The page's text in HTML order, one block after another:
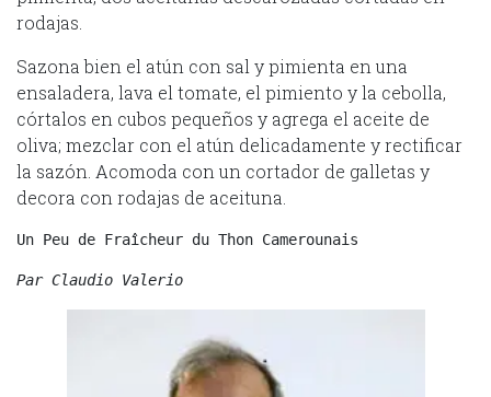
rodajas.
Sazona bien el atún con sal y pimienta en una
ensaladera, lava el tomate, el pimiento y la cebolla,
córtalos en cubos pequeños y agrega el aceite de
oliva; mezclar con el atún delicadamente y rectificar
la sazón. Acomoda con un cortador de galletas y
decora con rodajas de aceituna.
Un Peu de Fraîcheur du Thon Camerounais
Par Claudio Valerio